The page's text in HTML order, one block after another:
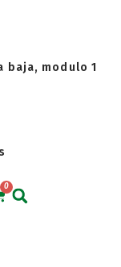
baja, modulo 1
0